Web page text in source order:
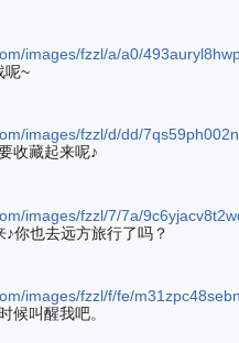
images/fzzl/a/a0/
呢~
images/fzzl/d/dd/
收藏起来呢♪
images/fzzl/7/7a/
你也去远方旅行了吗？
images/fzzl/f/fe/
叫醒我吧。